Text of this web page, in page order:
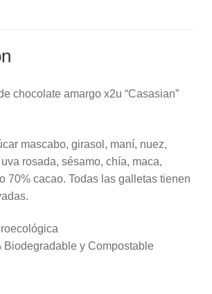
chocolate amargo x2u “Casasian”
mascabo, girasol, maní, nuez,
rosada, sésamo, chía, maca,
70% cacao. Todas las galletas tienen
Biodegradable y Compostable